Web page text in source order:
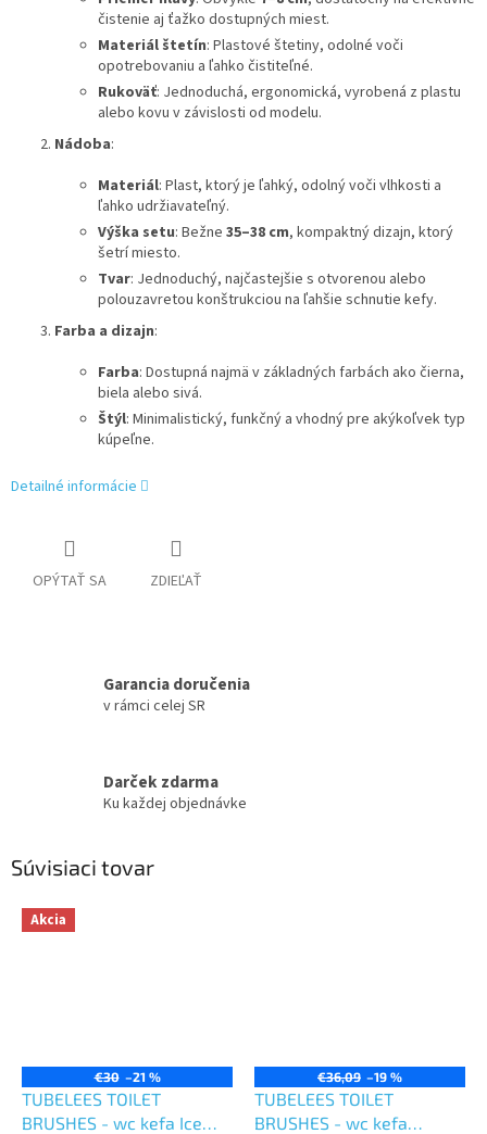
čistenie aj ťažko dostupných miest.
Materiál štetín: Plastové štetiny, odolné voči
opotrebovaniu a ľahko čistiteľné.
Rukoväť: Jednoduchá, ergonomická, vyrobená z plastu
alebo kovu v závislosti od modelu.
Nádoba:
Materiál: Plast, ktorý je ľahký, odolný voči vlhkosti a
ľahko udržiavateľný.
Výška setu: Bežne 35–38 cm, kompaktný dizajn, ktorý
šetrí miesto.
Tvar: Jednoduchý, najčastejšie s otvorenou alebo
polouzavretou konštrukciou na ľahšie schnutie kefy.
Farba a dizajn:
Farba: Dostupná najmä v základných farbách ako čierna,
biela alebo sivá.
Štýl: Minimalistický, funkčný a vhodný pre akýkoľvek typ
kúpeľne.
Detailné informácie
OPÝTAŤ SA ZDIEĽAŤ
Garancia doručenia
v rámci celej SR
Darček zdarma
Ku každej objednávke
Súvisiaci tovar
Akcia
€30 –21 %
TUBELEES TOILET
BRUSHES - wc kefa Ice
€36,09 –19 %
TUBELEES TOILET
BRUSHES - wc kefa